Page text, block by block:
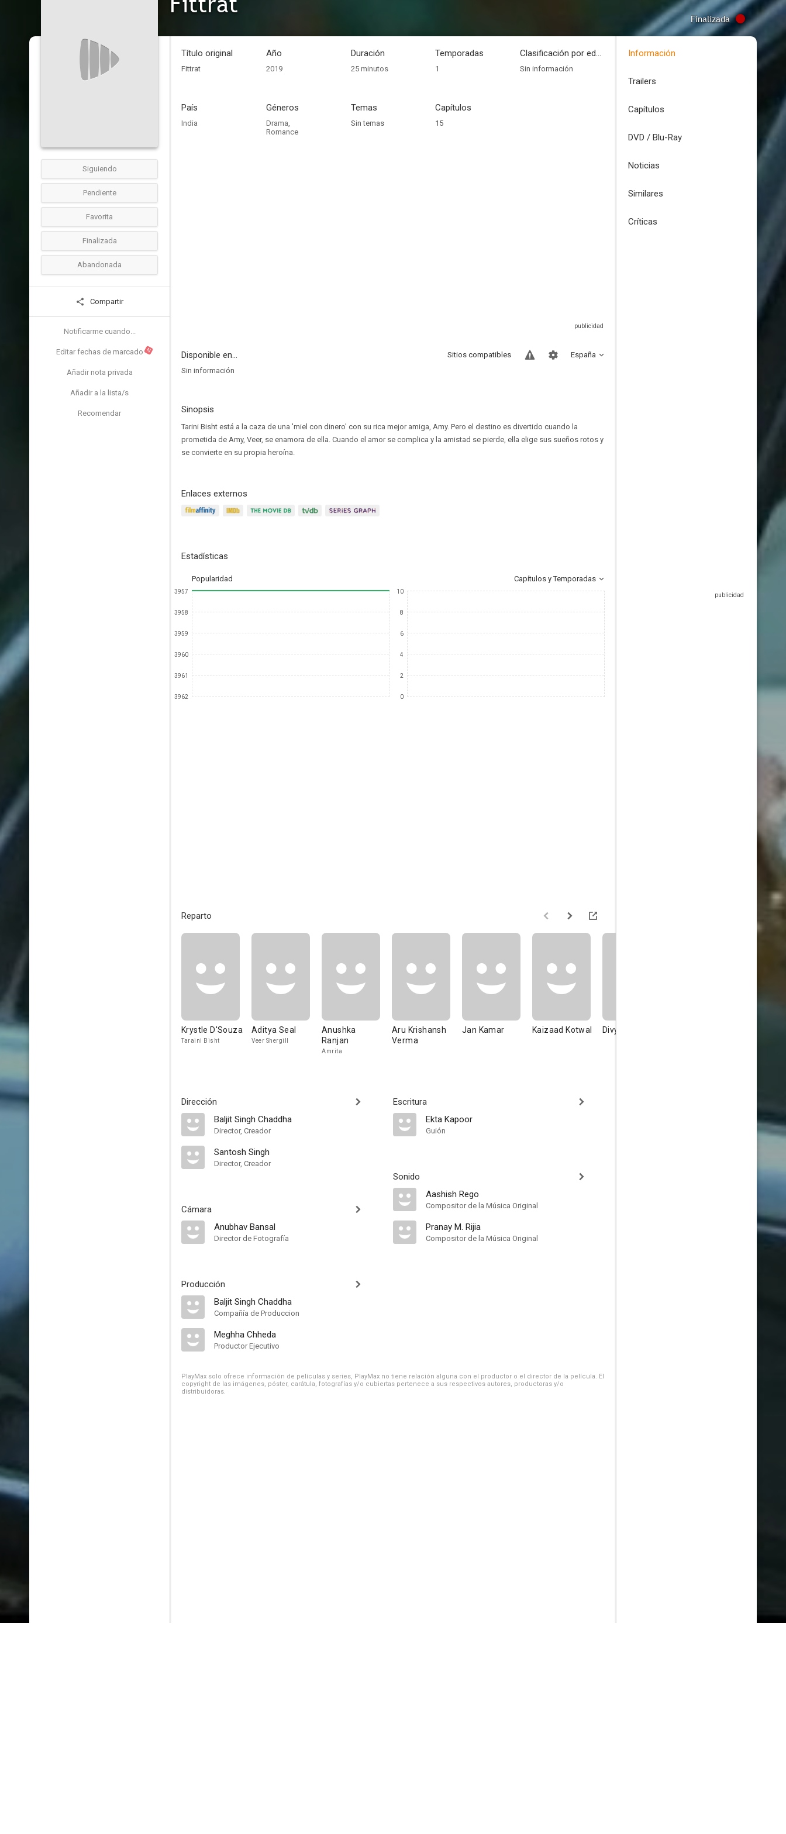
Finalizada
Siguiendo
Pendiente
Favorita
Finalizada
Abandonada
Compartir
Notificarme cuando...
Editar fechas de marcado N
Añadir nota privada
Añadir a la lista/s
Recomendar
Título original
Fittrat
Año
2019
Duración
25 minutos
Temporadas
1
Clasificación por edades
Sin información
País
India
Géneros
Drama,
Romance
Temas
Sin temas
Capítulos
15
Disponible en... España
Sitios compatibles
Sin información
Sinopsis
Tarini Bisht está a la caza de una 'miel con dinero' con su rica mejor amiga, Amy. Pero el destino es divertido cuando la
prometida de Amy, Veer, se enamora de ella. Cuando el amor se complica y la amistad se pierde, ella elige sus sueños rotos y
se convierte en su propia heroína.
Enlaces externos
Estadísticas
Popularidad Capítulos y Temporadas
3957
3958
3959
3960
3961
3962
10
8
6
4
2
0
Reparto
Krystle D'Souza
Taraini Bisht
Aditya Seal
Veer Shergill
Anushka
Ranjan
Amrita
Aru Krishansh
Verma
Jan Kamar Kaizaad Kotwal Divya Seth
Dirección
Baljit Singh Chaddha
Director, Creador
Santosh Singh
Director, Creador
Cámara
Anubhav Bansal
Director de Fotografía
Producción
Baljit Singh Chaddha
Compañía de Produccion
Meghha Chheda
Productor Ejecutivo
Escritura
Ekta Kapoor
Guión
Sonido
Aashish Rego
Compositor de la Música Original
Pranay M. Rijia
Compositor de la Música Original
PlayMax solo ofrece información de películas y series, PlayMax no tiene relación alguna con el productor o el director de la película. El
copyright de las imágenes, póster, carátula, fotografías y/o cubiertas pertenece a sus respectivos autores, productoras y/o
distribuidoras.
Información
Trailers
Capítulos
DVD / Blu-Ray
Noticias
Similares
Críticas